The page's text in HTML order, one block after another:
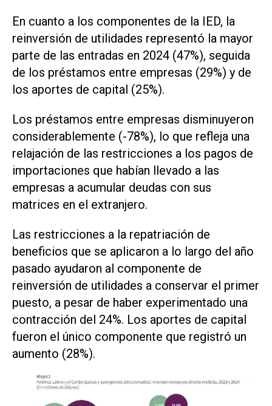
En cuanto a los componentes de la IED, la
reinversión de utilidades representó la mayor
parte de las entradas en 2024 (47%), seguida
de los préstamos entre empresas (29%) y de
los aportes de capital (25%).
Los préstamos entre empresas disminuyeron
considerablemente (-78%), lo que refleja una
relajación de las restricciones a los pagos de
importaciones que habían llevado a las
empresas a acumular deudas con sus
matrices en el extranjero.
Las restricciones a la repatriación de
beneficios que se aplicaron a lo largo del año
pasado ayudaron al componente de
reinversión de utilidades a conservar el primer
puesto, a pesar de haber experimentado una
contracción del 24%. Los aportes de capital
fueron el único componente que registró un
aumento (28%).